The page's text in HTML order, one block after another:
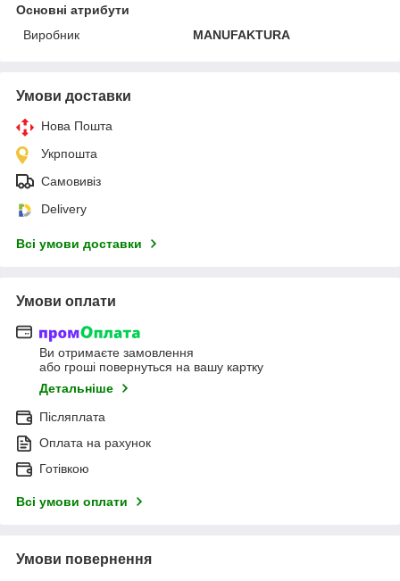
Основні атрибути
Виробник
MANUFAKTURA
Умови доставки
Нова Пошта
Укрпошта
Самовивіз
Delivery
Всі умови доставки
Умови оплати
Ви отримаєте замовлення
або гроші повернуться на вашу картку
Детальніше
Післяплата
Оплата на рахунок
Готівкою
Всі умови оплати
Умови повернення